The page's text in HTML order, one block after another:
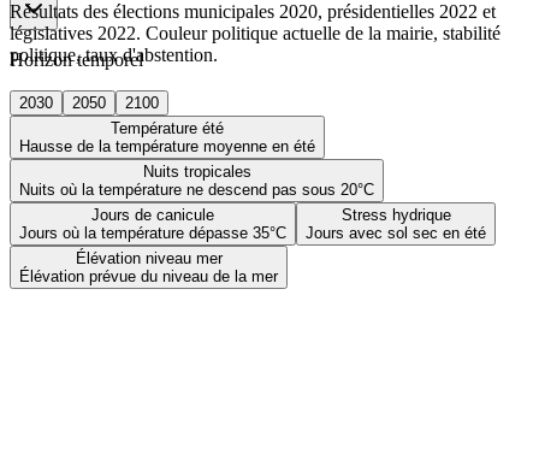
Horizon temporel
2030 2050
2100
Température été
Hausse de la température moyenne en été
Nuits tropicales
Nuits où la température ne descend pas sous 20°C
Jours de canicule
Jours où la température dépasse 35°C
Stress hydrique
Jours avec sol sec en été
Élévation niveau mer
Élévation prévue du niveau de la mer
Résultats des élections municipales 2020, présidentielles 2022 et
législatives 2022. Couleur politique actuelle de la mairie, stabilité
politique, taux d'abstention.